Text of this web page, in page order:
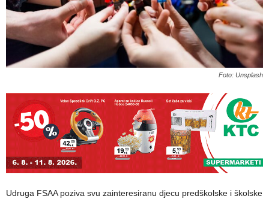
Foto: Unsplash
Udruga FSAA poziva svu zainteresiranu djecu predškolske i školske